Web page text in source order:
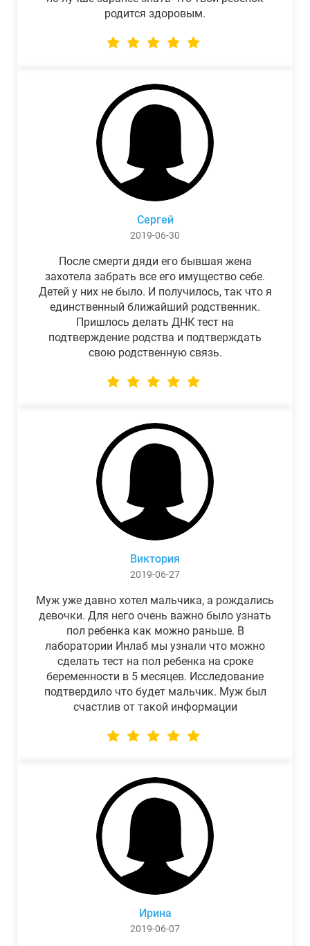
родится здоровым.
Сергей
2019-06-30
После смерти дяди его бывшая жена
захотела забрать все его имущество себе.
Детей у них не было. И получилось, так что я
единственный ближайший родственник.
Пришлось делать ДНК тест на
подтверждение родства и подтверждать
свою родственную связь.
Виктория
2019-06-27
Муж уже давно хотел мальчика, а рождались
девочки. Для него очень важно было узнать
пол ребенка как можно раньше. В
лаборатории Инлаб мы узнали что можно
сделать тест на пол ребенка на сроке
беременности в 5 месяцев. Исследование
подтвердило что будет мальчик. Муж был
счастлив от такой информации
Ирина
2019-06-07